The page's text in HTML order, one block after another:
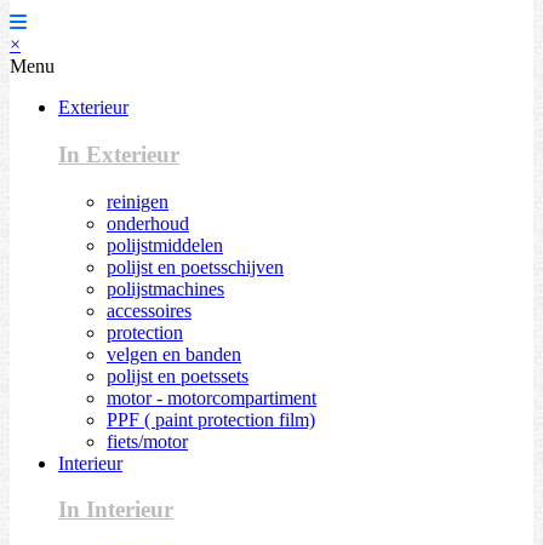
×
Menu
Exterieur
In Exterieur
reinigen
onderhoud
polijstmiddelen
polijst en poetsschijven
polijstmachines
accessoires
protection
velgen en banden
polijst en poetssets
motor - motorcompartiment
PPF ( paint protection film)
fiets/motor
Interieur
In Interieur